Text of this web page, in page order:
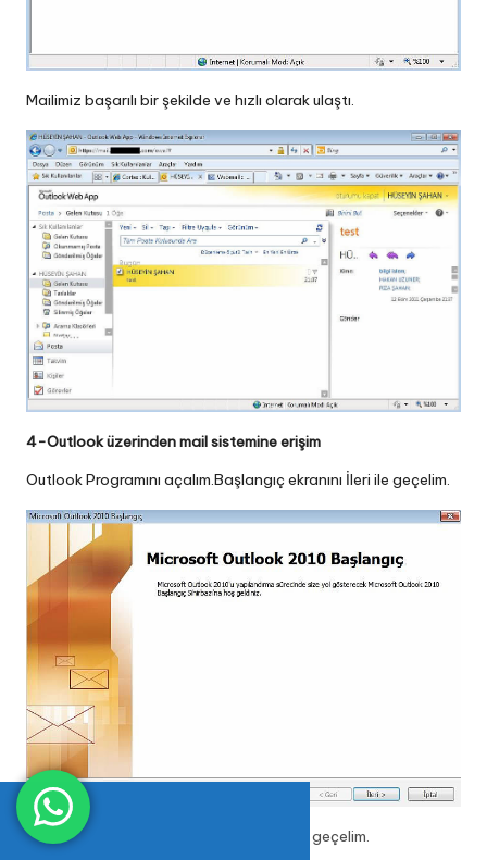
Mailimiz başarılı bir şekilde ve hızlı olarak ulaştı.
4-Outlook üzerinden mail sistemine erişim
Outlook Programını açalım.Başlangıç ekranını İleri ile geçelim.
Bu ekranı Evet seçeneğini seçerek İleri ile geçelim.